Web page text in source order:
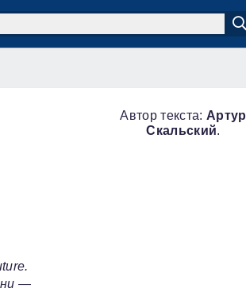
—
Автор текста: Артур
Скальский.